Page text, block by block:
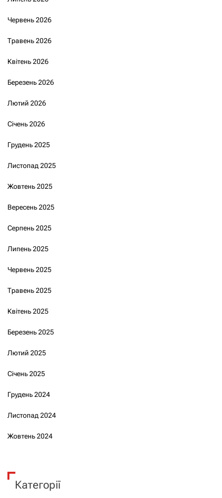
Червень 2026
Травень 2026
Квітень 2026
Березень 2026
Лютий 2026
Січень 2026
Грудень 2025
Листопад 2025
Жовтень 2025
Вересень 2025
Серпень 2025
Липень 2025
Червень 2025
Травень 2025
Квітень 2025
Березень 2025
Лютий 2025
Січень 2025
Грудень 2024
Листопад 2024
Жовтень 2024
Категорії